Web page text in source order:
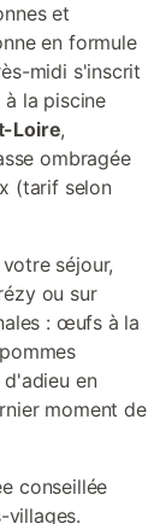
et
en formule
midi s'inscrit
la piscine
Loire,
ombragée
(tarif selon
séjour,
ou sur
: œufs à la
en
moment de
conseillée
villages.